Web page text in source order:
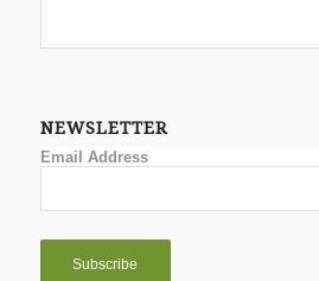
NEWSLETTER
Email Address